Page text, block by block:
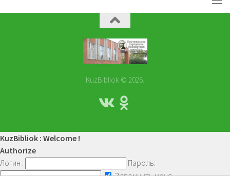
KuzBibliok © 2026.
KuzBibliok : Welcome !
Authorize
Логин :
Пароль: